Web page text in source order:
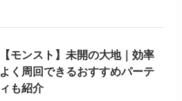
【モンスト】未開の大地｜効率
よく周回できるおすすめパーテ
ィも紹介